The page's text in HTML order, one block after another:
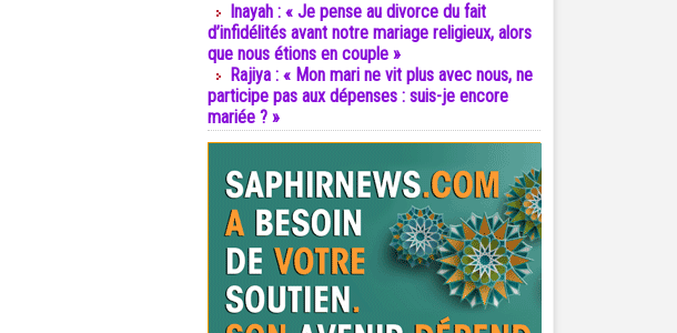
Inayah : « Je pense au divorce du fait
d’infidélités avant notre mariage religieux, alors
que nous étions en couple »
Rajiya : « Mon mari ne vit plus avec nous, ne
participe pas aux dépenses : suis-je encore
mariée ? »